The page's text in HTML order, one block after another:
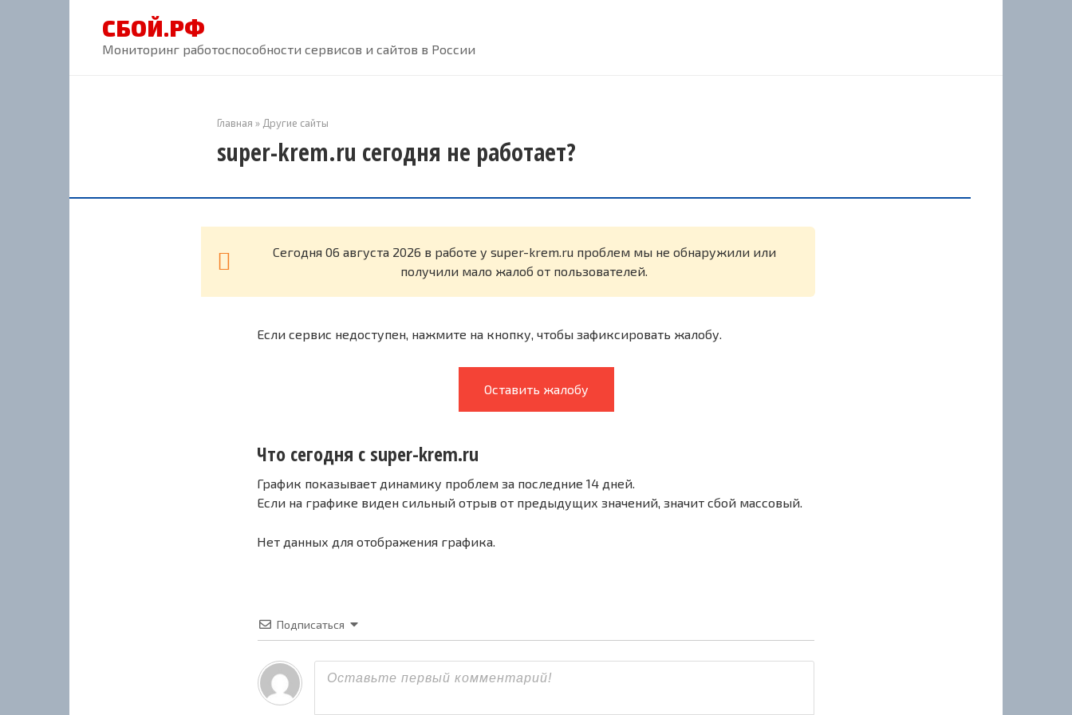
СБОЙ.РФ
Мониторинг работоспособности сервисов и сайтов в России
Главная » Другие сайты
super-krem.ru сегодня не работает?
Cегодня 06 августа 2026 в работе у super-krem.ru проблем мы не обнаружили или
получили мало жалоб от пользователей.
Если сервис недоступен, нажмите на кнопку, чтобы зафиксировать жалобу.
Оставить жалобу
Что сегодня с super-krem.ru
График показывает динамику проблем за последние 14 дней.
Если на графике виден сильный отрыв от предыдущих значений, значит сбой массовый.
Нет данных для отображения графика.
Подписаться